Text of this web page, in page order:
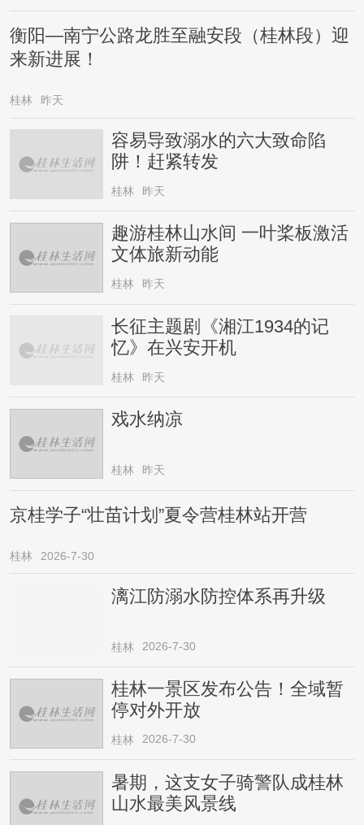
衡阳—南宁公路龙胜至融安段（桂林段）迎
来新进展！
桂林 昨天
容易导致溺水的六大致命陷
阱！赶紧转发
桂林 昨天
趣游桂林山水间 一叶桨板激活
文体旅新动能
桂林 昨天
长征主题剧《湘江1934的记
忆》在兴安开机
桂林 昨天
戏水纳凉
桂林 昨天
京桂学子“壮苗计划”夏令营桂林站开营
桂林 2026-7-30
漓江防溺水防控体系再升级
桂林 2026-7-30
桂林一景区发布公告！全域暂
停对外开放
桂林 2026-7-30
暑期，这支女子骑警队成桂林
山水最美风景线